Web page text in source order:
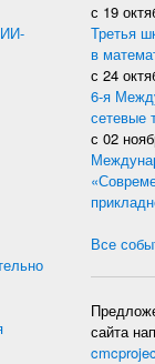
с 19
Третья
в
с 24
6-я
сетевые
с 02
Все
сайта